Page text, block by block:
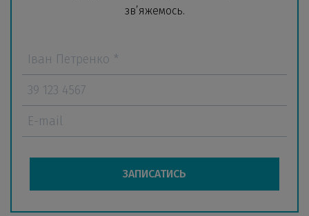
зв’яжемось.
ЗАПИСАТИСЬ